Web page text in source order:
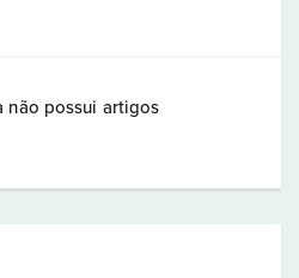
não possui artigos